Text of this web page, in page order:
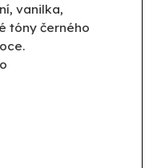
vanilka,
tóny černého